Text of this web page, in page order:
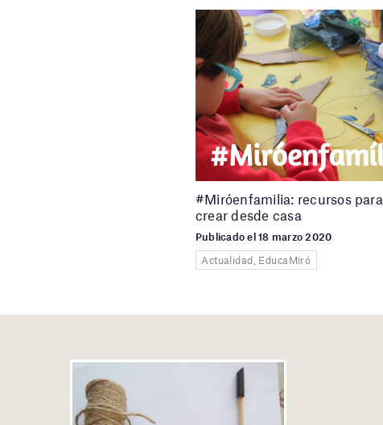
#Miróenfamilia: recursos para
crear desde casa
Publicado el 18 marzo 2020
Actualidad, EducaMiró